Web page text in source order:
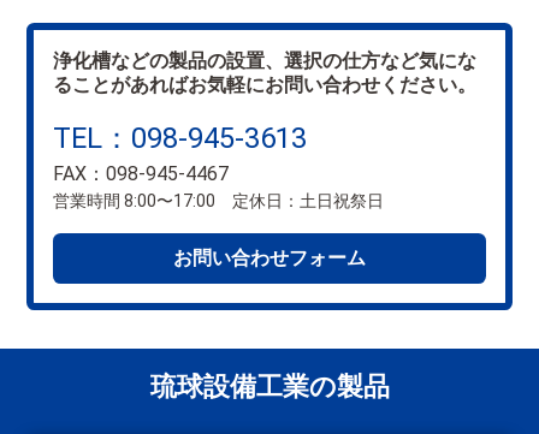
浄化槽などの製品の設置、選択の仕方など気にな
ることがあればお気軽にお問い合わせください。
TEL：098-945-3613
FAX：098-945-4467
営業時間 8:00〜17:00 定休日：土日祝祭日
お問い合わせフォーム
琉球設備工業の製品